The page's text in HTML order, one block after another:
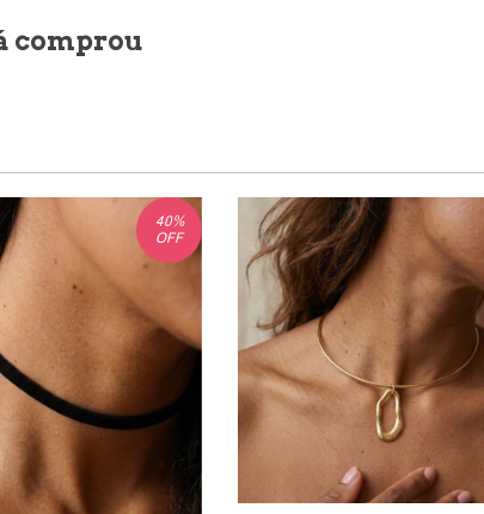
comprou
40%
OFF